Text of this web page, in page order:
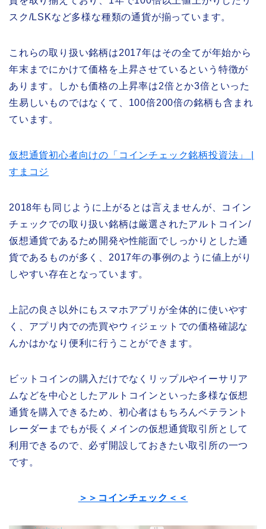
スク/LSKなど多様な種類の通貨が揃っています。
これらの取り扱い銘柄は2017年はその全てが年始から
年末までにかけて価格を上昇させているという特徴が
あります。しかも価格の上昇率は2倍とか3倍といった
生易しいものではなくて、100倍200倍の銘柄も含まれ
ています。
仮想通貨初心者向けの「コインチェック銘柄投資法」 |
すまコジ
2018年も同じように上がるとは言えませんが、コイン
チェックでの取り扱い銘柄は厳選されたアルトコイン/
仮想通貨であるため開発や性能面でしっかりとした通
貨であるものが多く、2017年の事例のように値上がり
しやすい存在となっています。
上記の良さ以外にもスマホアプリが全体的に使いやす
く、アプリ内での売買やウィジェットでの価格確認な
んかはかなり便利に行うことができます。
ビットコインの購入だけでなくリップルやイーサリア
ムなどを中心としたアルトコインといった多様な仮想
通貨を購入できるため、初心者はもちろんベテラント
レーダーまでもが長くメインの仮想通貨取引所として
利用できるので、必ず開設しておきたい取引所の一つ
です。
＞＞コインチェック＜＜